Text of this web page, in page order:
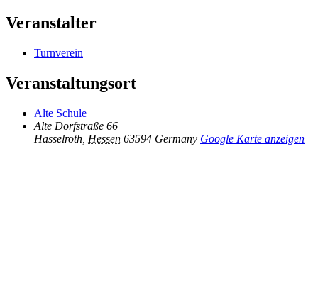
Veranstalter
Turnverein
Veranstaltungsort
Alte Schule
Alte Dorfstraße 66
Hasselroth Hessen 63594 Germany Google Karte anzeigen